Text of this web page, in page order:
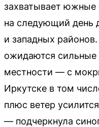
захватывает южные
на следующий день
и западных
ожидаются сильные
местности — с
Иркутске в том
плюс ветер
— подчеркнула